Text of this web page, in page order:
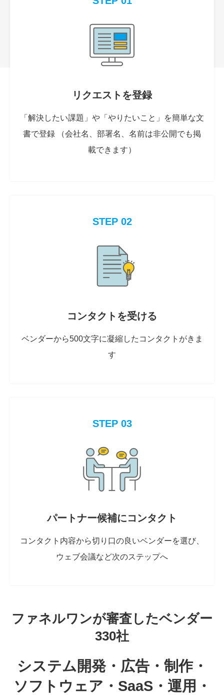
リクエストを登録
「解決したい課題」や「やりたいこと」を簡単な文
書で登録 （会社名、部署名、名前は非公開でも掲
載できます）
STEP 02
コンタクトを受ける
ベンダーから500文字に凝縮したコンタクトがきま
す
STEP 03
パートナー候補にコンタクト
コンタクト内容から切り口の良いベンダーを選び、
ウェブ会議など次のステップへ
ファネルワンが審査したベンダー
330社
システム開発・広告・制作・
ソフトウェア・SaaS・運用・